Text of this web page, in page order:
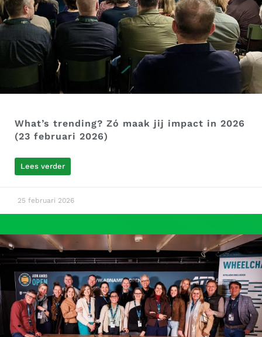
What’s trending? Zó maak jij impact in 2026
(23 februari 2026)
Lees verder
25 februari 2026